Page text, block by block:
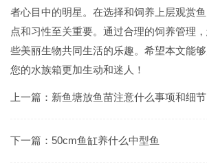
者心目中的明星。在选择和饲养上层观赏
点和习性至关重要。通过合理的饲养管理
些美丽生物共同生活的乐趣。希望本文能
您的水族箱更加生动和迷人！
上一篇： 新鱼塘放鱼苗注意什么事项和细节
下一篇： 50cm鱼缸养什么中型鱼